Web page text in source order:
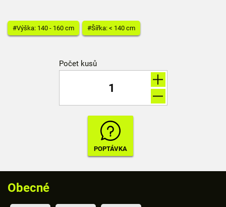
#Výška: 140 - 160 cm #Šířka: < 140 cm
Počet kusů
Obecné